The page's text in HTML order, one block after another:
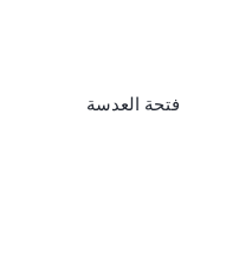
فتحة العدسة